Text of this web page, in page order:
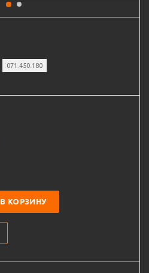
071.450.180
В КОРЗИНУ